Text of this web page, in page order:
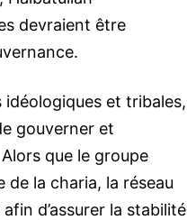
devraient être
et tribales,
gouverner et
que le groupe
de la charia, la réseau
d’assurer la stabilité